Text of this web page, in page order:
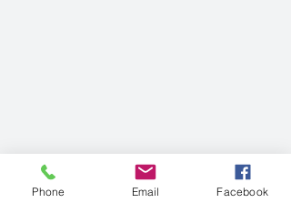
Phone Email Facebook